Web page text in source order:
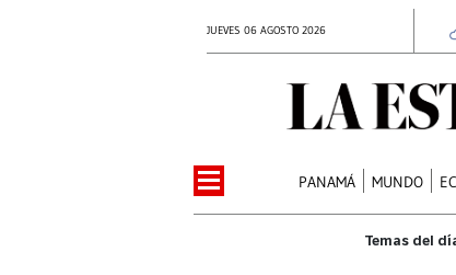
JUEVES 06 AGOSTO 2026
PANAMÁ MUNDO